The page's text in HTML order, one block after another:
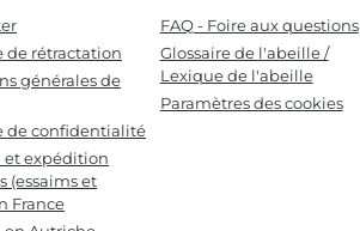
de rétractation
générales de
de confidentialité
et expédition
(essaims et
France
FAQ - Foire aux questions
Glossaire de l'abeille /
Lexique de l'abeille
Paramètres des cookies